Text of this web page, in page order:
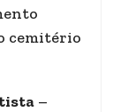
cemitério
–